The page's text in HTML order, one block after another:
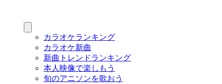
カラオケランキング
カラオケ新曲
新曲トレンドランキング
本人映像で楽しもう
旬のアニソンを歌おう